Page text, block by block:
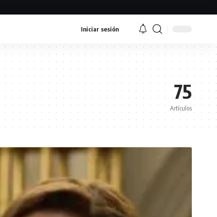
Iniciar sesión
75
Artículos